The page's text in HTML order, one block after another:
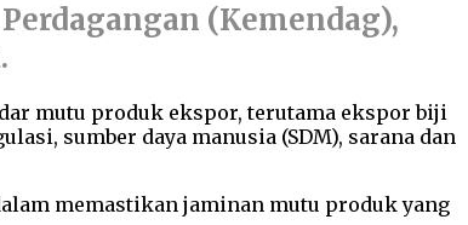
(Kemendag),
mutu produk ekspor, terutama ekspor biji
sumber daya manusia (SDM), sarana dan
memastikan jaminan mutu produk yang